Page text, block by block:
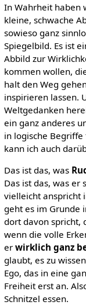
In Wahrheit haben
kleine, schwache
sowieso ganz
Spiegelbild. Es ist
Abbild zur
kommen wollen,
halt den Weg
inspirieren lassen.
Weltgedanken
ein ganz anderes
in logische Begriffe
kann ich auch
Das ist das, was
Das ist das, was er
vielleicht anspricht
geht es im Grunde
dort davon spricht,
wenn die volle
er wirklich ganz
glaubt, es zu
Ego, das in eine
Freiheit erst an.
Schnitzel essen.